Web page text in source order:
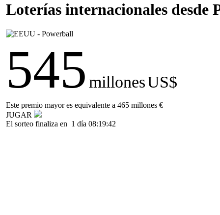
Loterías internacionales desde
545 millonesUS$
Este premio mayor es equivalente a 465 millones €
JUGAR
El sorteo finaliza en 1 día 08:19:42